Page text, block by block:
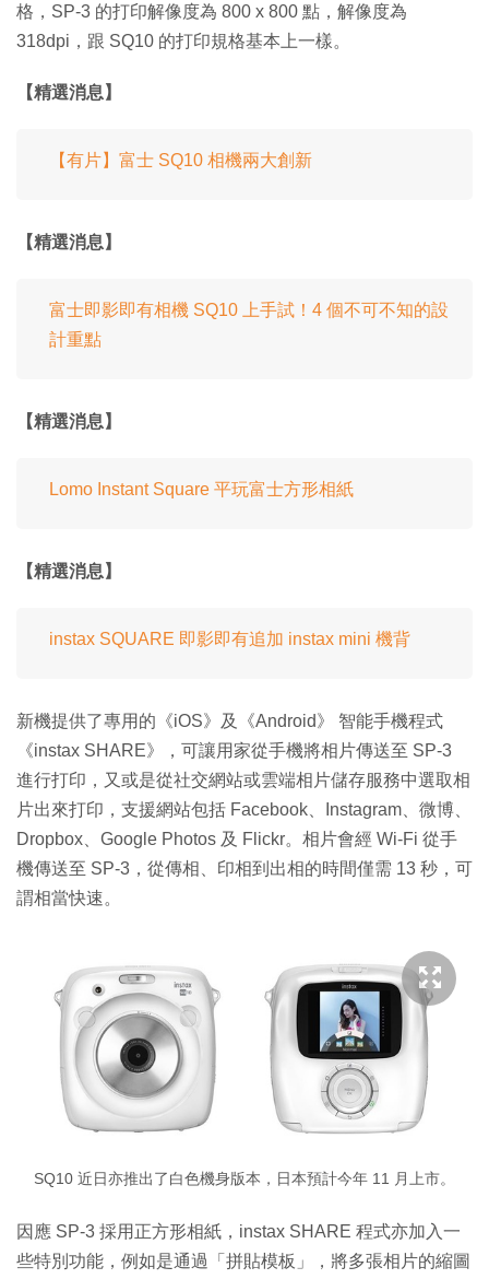
格，SP-3 的打印解像度為 800 x 800 點，解像度為
318dpi，跟 SQ10 的打印規格基本上一樣。
【精選消息】
【有片】富士 SQ10 相機兩大創新
【精選消息】
富士即影即有相機 SQ10 上手試！4 個不可不知的設
計重點
【精選消息】
Lomo Instant Square 平玩富士方形相紙
【精選消息】
instax SQUARE 即影即有追加 instax mini 機背
新機提供了專用的《iOS》及《Android》 智能手機程式
《instax SHARE》，可讓用家從手機將相片傳送至 SP-3
進行打印，又或是從社交網站或雲端相片儲存服務中選取相
片出來打印，支援網站包括 Facebook、Instagram、微博、
Dropbox、Google Photos 及 Flickr。相片會經 Wi-Fi 從手
機傳送至 SP-3，從傳相、印相到出相的時間僅需 13 秒，可
謂相當快速。
SQ10 近日亦推出了白色機身版本，日本預計今年 11 月上市。
因應 SP-3 採用正方形相紙，instax SHARE 程式亦加入一
些特別功能，例如是通過「拼貼模板」，將多張相片的縮圖